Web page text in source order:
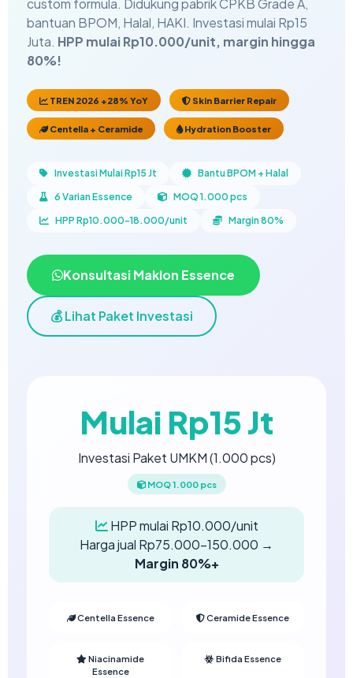
custom formula. Didukung pabrik CPKB Grade A,
bantuan BPOM, Halal, HAKI. Investasi mulai Rp15
Juta. HPP mulai Rp10.000/unit, margin hingga
80%!
TREN 2026 +28% YoY Skin Barrier Repair
Centella + Ceramide Hydration Booster
Investasi Mulai Rp15 Jt
Bantu BPOM + Halal
6 Varian Essence
MOQ 1.000 pcs
HPP Rp10.000-18.000/unit
Margin 80%
Konsultasi Maklon Essence
💰 Lihat Paket Investasi
Mulai Rp15 Jt
Investasi Paket UMKM (1.000 pcs)
MOQ 1.000 pcs
HPP mulai Rp10.000/unit
Harga jual Rp75.000-150.000 →
Margin 80%+
Centella Essence Ceramide Essence
Niacinamide
Essence
Bifida Essence